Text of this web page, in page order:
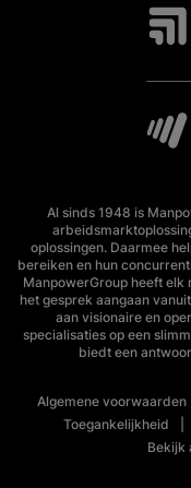
Al sinds 1948 is
oplossingen. Daarmee
bereiken en hun
ManpowerGroup heeft elk
het gesprek aangaan
aan visionaire en
specialisaties op een
biedt een
Algemene voorwaarden
Toegankelijkheid
Bekijk